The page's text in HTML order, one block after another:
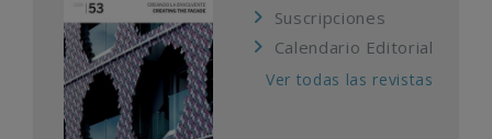
Suscripciones
Calendario Editorial
Ver todas las revistas